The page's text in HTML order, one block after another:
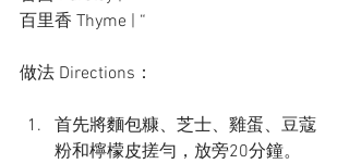
做法 Directions：
首先將麵包糠、芝士、雞蛋、豆蔻
粉和檸檬皮搓勻，放旁20分鐘。